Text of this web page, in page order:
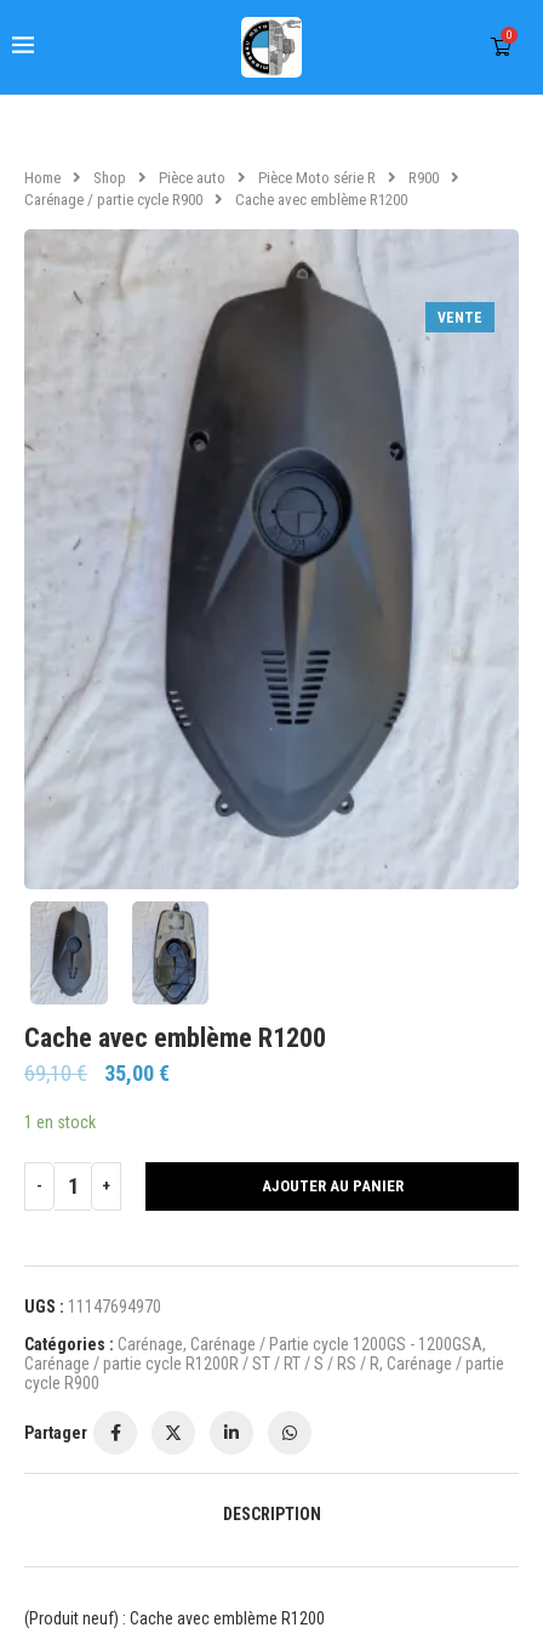
0
Home Shop Pièce auto Pièce Moto série R
R900
Carénage / partie cycle R900
Cache avec emblème R1200
VENTE
Cache avec emblème R1200
69,10€ 35,00€
1 en stock
AJOUTER AU PANIER
UGS : 11147694970
Catégories : Carénage, Carénage / Partie cycle 1200GS - 1200GSA,
Carénage / partie cycle R1200R / ST / RT / S / RS / R, Carénage / partie
cycle R900
Partager
DESCRIPTION
(Produit neuf) : Cache avec emblème R1200